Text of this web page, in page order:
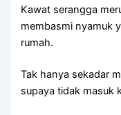
Kawat serangga
membasmi nyamuk
rumah.
Tak hanya sekadar
supaya tidak masuk